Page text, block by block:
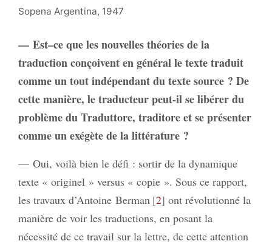
Sopena Argentina, 1947
— Est–ce que les nouvelles théories de la
traduction conçoivent en général le texte traduit
comme un tout indépendant du texte source ? De
cette manière, le traducteur peut‑il se libérer du
problème du Traduttore, traditore et se présenter
comme un exégète de la littérature ?
— Oui, voilà bien le défi : sortir de la dynamique
texte « originel » versus « copie ». Sous ce rapport,
les travaux d’Antoine Berman 2 ont révolutionné la
manière de voir les traductions, en posant la
nécessité de ce travail sur la lettre, de cette attention